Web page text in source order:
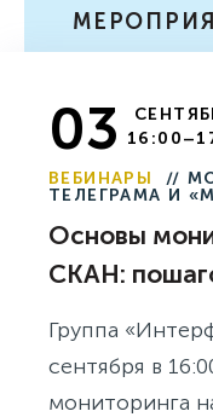
03
ВЕБИНАРЫ
//
ТЕЛЕГРАМА И
Основы
СКАН:
Группа
сентября в
мониторинга